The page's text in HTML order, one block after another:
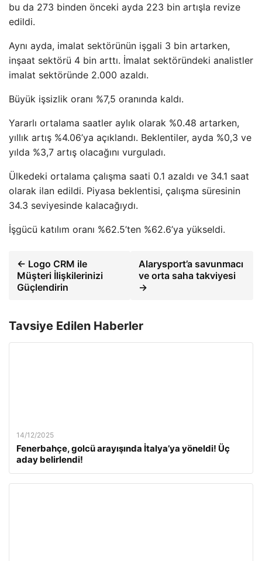
bu da 273 binden önceki ayda 223 bin artışla revize
edildi.
Aynı ayda, imalat sektörünün işgali 3 bin artarken,
inşaat sektörü 4 bin arttı. İmalat sektöründeki analistler
imalat sektöründe 2.000 azaldı.
Büyük işsizlik oranı %7,5 oranında kaldı.
Yararlı ortalama saatler aylık olarak %0.48 artarken,
yıllık artış %4.06’ya açıklandı. Beklentiler, ayda %0,3 ve
yılda %3,7 artış olacağını vurguladı.
Ülkedeki ortalama çalışma saati 0.1 azaldı ve 34.1 saat
olarak ilan edildi. Piyasa beklentisi, çalışma süresinin
34.3 seviyesinde kalacağıydı.
İşgücü katılım oranı %62.5’ten %62.6’ya yükseldi.
← Logo CRM ile
Müşteri İlişkilerinizi
Güçlendirin
Alarysport’a savunmacı
ve orta saha takviyesi
→
Tavsiye Edilen Haberler
14/12/2025
Fenerbahçe, golcü arayışında İtalya’ya yöneldi! Üç
aday belirlendi!